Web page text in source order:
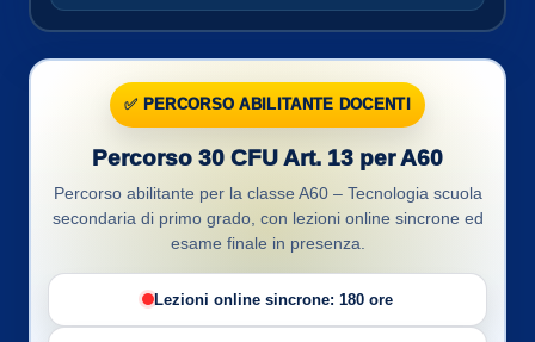
✅ PERCORSO ABILITANTE DOCENTI
Percorso 30 CFU Art. 13 per A60
Percorso abilitante per la classe A60 – Tecnologia scuola
secondaria di primo grado, con lezioni online sincrone ed
esame finale in presenza.
Lezioni online sincrone: 180 ore